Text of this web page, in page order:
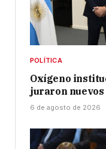
POLÍTICA
Oxígeno
juraron
6 de agosto de 2026